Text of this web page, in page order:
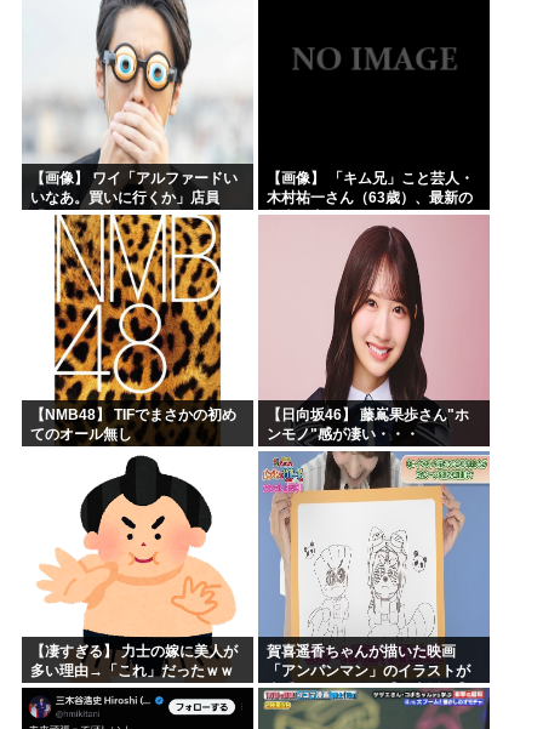
韓国人「イジョンフ本日の全米が呆れる守備エラーを見てくだ...
高市早苗さん、熊本避難所までいって謎の顔面ライトアップシ...
海外「日本のアニメがここまで泣けるなんて…！」海外のアニ...
下手うまな絵師の顔の描き方大体これ
【画像】 ワイ「アルファードい
いなあ。買いに行くか」店員
「ほいっ見積もりな！」ワイ
「金額おかしくね？」←お前ら
もそう思うよな？？？？？
【画像】 「キム兄」こと芸人・
木村祐一さん（63歳）、最新の
松本人志さんとのツーショット
が完全に別人だとネット騒然！
「マジで誰かわからん」...
【NMB48】 TIFでまさかの初め
てのオール無し
【日向坂46】 藤嶌果歩さん"ホ
ンモノ"感が凄い・・・
【凄すぎる】 力士の嫁に美人が
多い理由→「これ」だったｗｗ
ｗｗｗｗｗ
賀喜遥香ちゃんが描いた映画
「アンパンマン」のイラストが
上手すぎる！！！【乃木坂46】